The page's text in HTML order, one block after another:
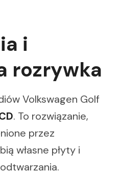
i
rozrywka
Volkswagen Golf
. To rozwiązanie,
przez
własne płyty i